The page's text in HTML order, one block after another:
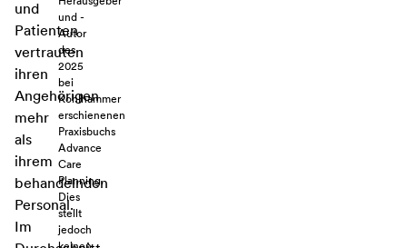
und
Patienten
vertrauten
ihren
Angehörigen
mehr
als
ihrem
behandelnden
Personal.
Im
und -
Autor
des
2025
bei
Kohlhammer
erschienenen
Praxisbuchs
Advance
Care
Planning.
Dies
stellt
jedoch